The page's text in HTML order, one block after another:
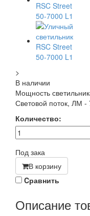
>
В наличии
Мощность
Световой поток, ЛМ -
Количество:
Под зака
В корзину
Cравнить
Описание